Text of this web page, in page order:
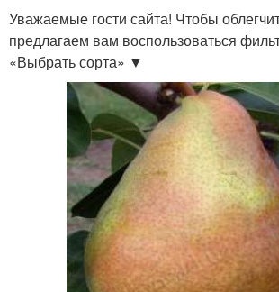
Уважаемые гости сайта! Чтобы
предлагаем вам воспользоваться
«Выбрать сорта» ▼